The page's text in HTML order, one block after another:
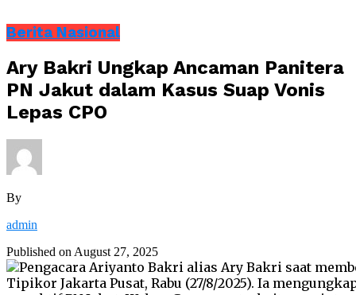
Berita Nasional
Ary Bakri Ungkap Ancaman Panitera
PN Jakut dalam Kasus Suap Vonis
Lepas CPO
By
admin
Published on August 27, 2025